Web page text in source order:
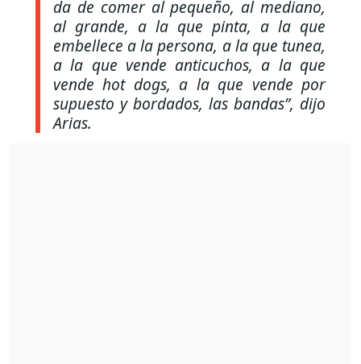
da de comer al pequeño, al mediano,
al grande, a la que pinta, a la que
embellece a la persona, a la que tunea,
a la que vende anticuchos, a la que
vende hot dogs, a la que vende por
supuesto y bordados, las bandas”, dijo
Arias.